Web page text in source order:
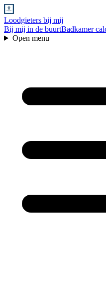
Loodgieters bij mij
Bij mij in de buurtBadkamer
Open menu